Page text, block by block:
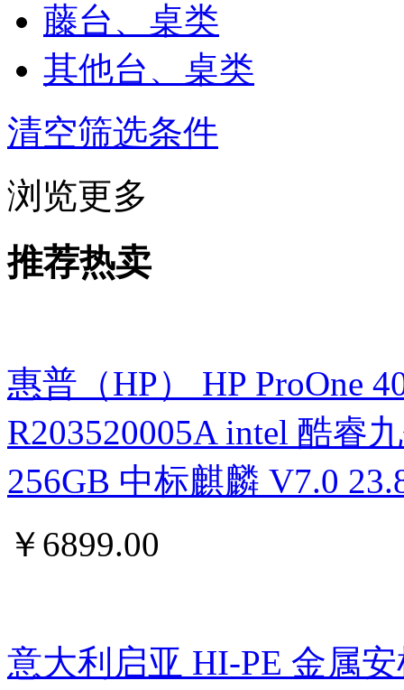
藤台、桌类
其他台、桌类
清空筛选条件
浏览更多
推荐热卖
惠普（HP） HP ProOne
R203520005A intel 酷睿
256GB 中标麒麟 V7.0
￥ 6899.00
意大利启亚 HI-PE 金属